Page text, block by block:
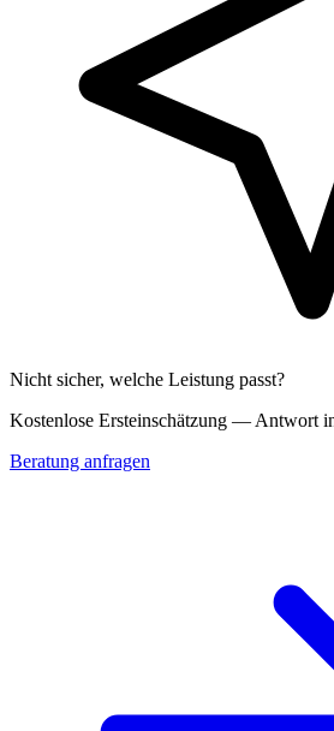
Nicht sicher, welche Leistung passt?
Kostenlose Erst­einschätzung — Antwort
Beratung anfragen